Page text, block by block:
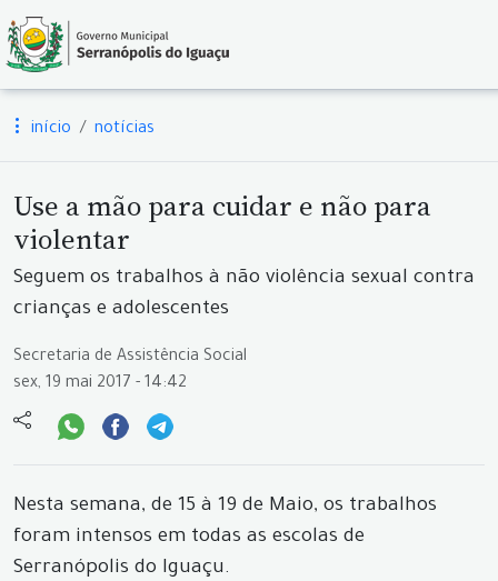
início notícias
Use a mão para cuidar e não para
violentar
Seguem os trabalhos à não violência sexual contra
crianças e adolescentes
Secretaria de Assistência Social
sex, 19 mai 2017 - 14:42
Nesta semana, de 15 à 19 de Maio, os trabalhos
foram intensos em todas as escolas de
Serranópolis do Iguaçu.